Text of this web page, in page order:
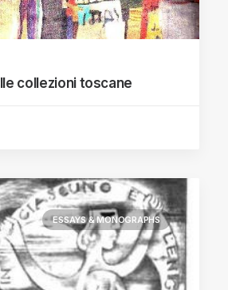
collezioni toscane
ESSAYS & MONOGRAPHS